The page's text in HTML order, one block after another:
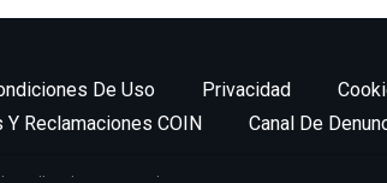
De Uso Privacidad
Y Reclamaciones COIN
Canal De